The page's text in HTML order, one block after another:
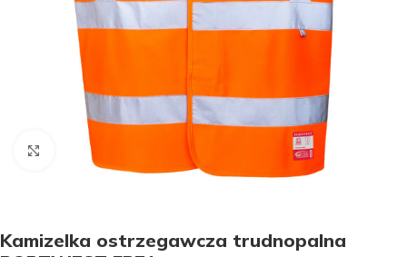
Kliknij aby powiększyć
Kamizelka ostrzegawcza trudnopalna